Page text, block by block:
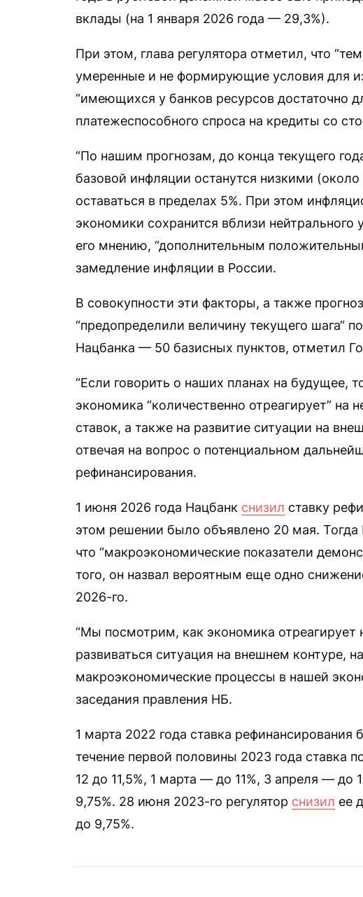
вклады (на 1 января 2026 года — 29,3%).
При этом, глава регулятора отметил, что
умеренные и не формирующие условия для
“имеющихся у банков ресурсов достаточно
платежеспособного спроса на кредиты со
“По нашим прогнозам, до конца текущего
базовой инфляции останутся низкими
оставаться в пределах 5%. При этом
экономики сохранится вблизи нейтрального
его мнению, “дополнительным
замедление инфляции в России.
В совокупности эти факторы, а также
“предопределили величину текущего шага“
Нацбанка — 50 базисных пунктов, отметил
“Если говорить о наших планах на будущее,
экономика “количественно отреагирует”
ставок, а также на развитие ситуации на
отвечая на вопрос о потенциальном
рефинансирования.
1 июня 2026 года Нацбанк снизил ставку
этом решении было объявлено 20 мая. Тогда
что “макроэкономические показатели
того, он назвал вероятным еще одно
2026-го.
“Мы посмотрим, как экономика отреагирует
развиваться ситуация на внешнем контуре,
макроэкономические процессы в нашей
заседания правления НБ.
1 марта 2022 года ставка
течение первой половины 2023 года ставка
12 до 11,5%, 1 марта — до 11%, 3 апреля —
9,75%. 28 июня 2023-го регулятор снизил ее
до 9,75%.